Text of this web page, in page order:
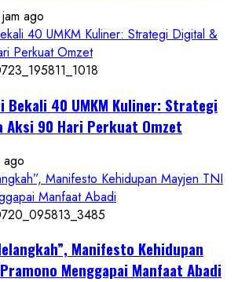
ago
40 UMKM Kuliner: Strategi Digital &
Perkuat Omzet
Bekali 40 UMKM Kuliner: Strategi
Aksi 90 Hari Perkuat Omzet
ago
Manifesto Kehidupan Mayjen TNI
Manfaat Abadi
Manifesto Kehidupan
Menggapai Manfaat Abadi